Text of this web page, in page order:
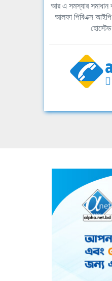
আর এ সমস্যার
আলফা পিবিএক্স আইপি
হোস্টেড